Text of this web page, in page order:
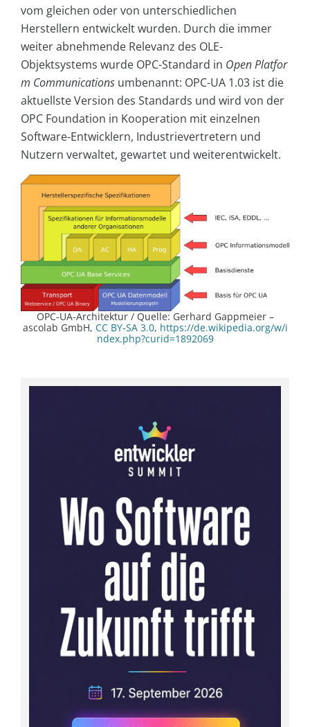
vom gleichen oder von unterschiedlichen
Herstellern entwickelt wurden. Durch die immer
weiter abnehmende Relevanz des OLE-
Objektsystems wurde OPC-Standard in Open Platfor
m Communications umbenannt: OPC-UA 1.03 ist die
aktuellste Version des Standards und wird von der
OPC Foundation in Kooperation mit einzelnen
Software-Entwicklern, Industrievertretern und
Nutzern verwaltet, gewartet und weiterentwickelt.
OPC-UA-Architektur / Quelle: Gerhard Gappmeier –
ascolab GmbH, CC BY-SA 3.0, https://de.wikipedia.org/w/i
ndex.php?curid=1892069